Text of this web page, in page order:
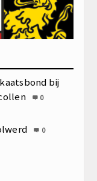
bij
0
0